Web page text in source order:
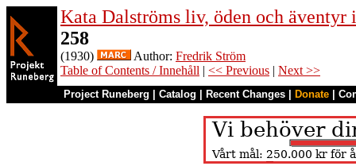
Kata Dalströms liv, öden och
258
(1930) Author: Fredrik Ström
Table of Contents / Innehåll | << Previous | Next >>
Project Runeberg Catalog Recent Changes Donate